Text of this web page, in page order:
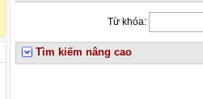
Từ khóa:
Tìm kiếm nâng cao